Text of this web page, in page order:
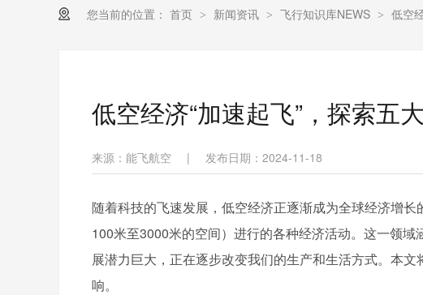
您当前的位置： 首页 > 新闻资讯 > 飞行知识库NEWS > 低空
低空经济“加速起飞”，探索五
来源：能飞航空 | 发布日期：2024-11-18
随着科技的飞速发展，低空经济正逐渐成为全球经济增
100米至3000米的空间）进行的各种经济活动。这一领
展潜力巨大，正在逐步改变我们的生产和生活方式。本文
响。